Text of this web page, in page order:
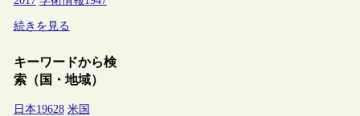
続きを見る
キーワードから検
索（国・地域）
日本19628 米国